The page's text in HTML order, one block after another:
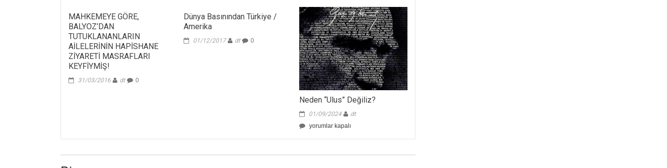
MAHKEMEYE GÖRE,
BALYOZ’DAN
TUTUKLANANLARIN
AİLELERİNİN HAPİSHANE
ZİYARETİ MASRAFLARI
KEYFİYMİŞ!
31/03/2016 dt 0
Dünya Basınından Türkiye /
Amerika
01/12/2017 dt 0
Neden “Ulus” Değiliz?
01/09/2024
dt
Neden
yorumlar kapalı